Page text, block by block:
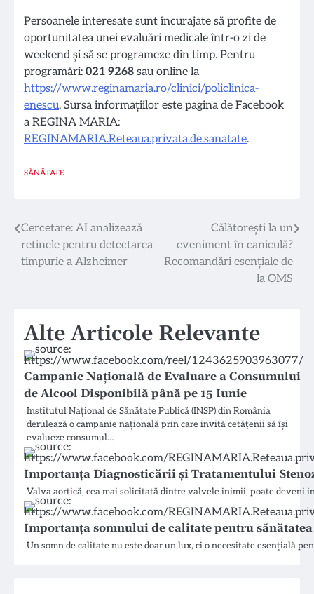
Persoanele interesate sunt încurajate să profite de
oportunitatea unei evaluări medicale într-o zi de
weekend și să se programeze din timp. Pentru
programări: 021 9268 sau online la
https://www.reginamaria.ro/clinici/policlinica-
enescu. Sursa informațiilor este pagina de Facebook
a REGINA MARIA:
REGINAMARIA.Reteaua.privata.de.sanatate.
SĂNĂTATE
Navigare
în
Cercetare: AI analizează
retinele pentru detectarea
timpurie a Alzheimer
Călătorești la un
eveniment în caniculă?
Recomandări esențiale de
la OMS
Alte Articole Relevante
Campanie Națională de Evaluare a Consumului
de Alcool Disponibilă până pe 15 Iunie
Institutul Național de Sănătate Publică (INSP) din România
derulează o campanie națională prin care invită cetățenii să își
evalueze consumul…
Importanța Diagnosticării și Tratamentului
Valva aortică, cea mai solicitată dintre valvele inimii, poate deveni
Importanța somnului de calitate pentru
Un somn de calitate nu este doar un lux, ci o necesitate esențială